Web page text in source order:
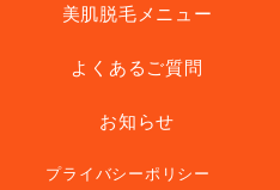
美肌脱毛メニュー
よくあるご質問
お知らせ
プライバシーポリシー